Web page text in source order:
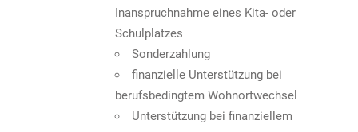
Inanspruchnahme eines Kita- oder
Schulplatzes
Sonderzahlung
finanzielle Unterstützung bei
berufsbedingtem Wohnortwechsel
Unterstützung bei finanziellem